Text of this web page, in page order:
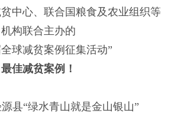
中心、联合国粮食及农业组织等
机构联合主办的
球减贫案例征集活动”
最佳减贫案例！
县“绿水青山就是金山银山”